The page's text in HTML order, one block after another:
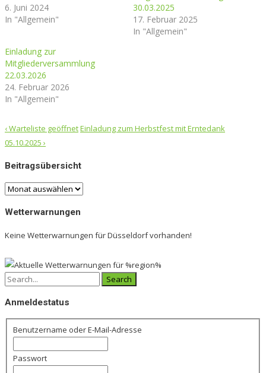
6. Juni 2024
In "Allgemein"
30.03.2025
17. Februar 2025
In "Allgemein"
Einladung zur
Mitgliederversammlung
22.03.2026
24. Februar 2026
In "Allgemein"
Post
navigation
‹Warteliste geöffnetEinladung zum Herbstfest mit Erntedank
05.10.2025 ›
Beitragsübersicht
Beitragsübersicht
Wetterwarnungen
Keine Wetterwarnungen für Düsseldorf vorhanden!
Search
Anmeldestatus
Benutzername oder E-Mail-Adresse
Passwort